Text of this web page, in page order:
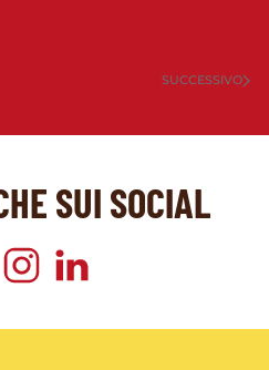
SUCCESSIVO
SUI SOCIAL